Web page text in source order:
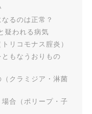
るのは正常？
疑われる病気
リコモナス腟炎）
もなうおりもの
クラミジア・淋菌
合（ポリープ・子